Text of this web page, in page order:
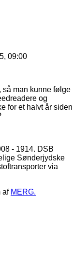
09:00
så man kunne følge
og
for et halvt år siden
- 1914. DSB
Sønderjydske
via
af MERG.